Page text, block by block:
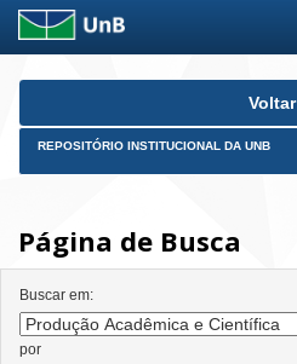
Skip
Voltar
REPOSITÓRIO INSTITUCIONAL DA UNB
Página de Busca
Buscar em:
por